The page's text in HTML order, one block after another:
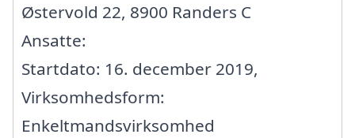
Østervold 22, 8900 Randers C
Ansatte:
Startdato: 16. december 2019,
Virksomhedsform:
Enkeltmandsvirksomhed